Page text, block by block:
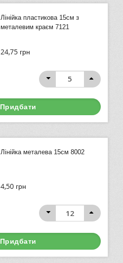
Лінійка пластикова 15см з
металевим краєм 7121
24,75 грн
Придбати
Лінійка металева 15см 8002
4,50 грн
Придбати